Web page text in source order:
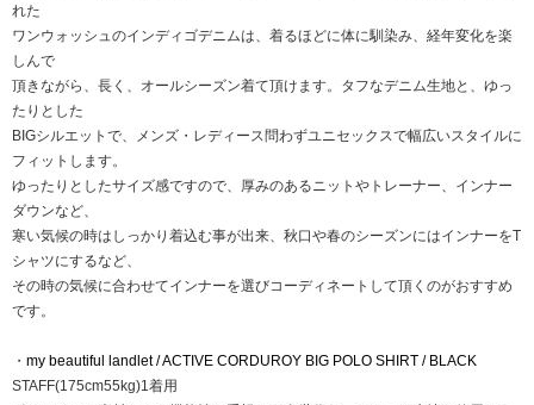
れた
ワンウォッシュのインディゴデニムは、着るほどに体に馴染み、経年変化を楽
しんで
頂きながら、長く、オールシーズン着て頂けます。タフなデニム生地と、ゆっ
たりとした
BIGシルエットで、メンズ・レディース問わずユニセックスで幅広いスタイルに
フィットします。
ゆったりとしたサイズ感ですので、厚みのあるニットやトレーナー、インナー
ダウンなど、
寒い気候の時はしっかり着込む事が出来、秋口や春のシーズンにはインナーをT
シャツにするなど、
その時の気候に合わせてインナーを選びコーディネートして頂くのがおすすめ
です。
・ my beautiful landlet / ACTIVE CORDUROY BIG POLO SHIRT / BLACK
STAFF(175cm55kg)1着用